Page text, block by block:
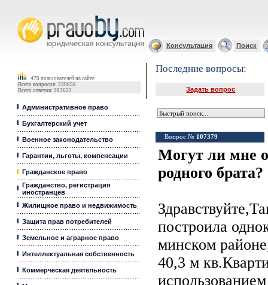
Консультация Поиск
470 пользователей на сайте
Всего вопросов: 239656
Всего ответов: 283622
Административное право
Бухгалтерский учет
Военное законодательство
Гарантии, льготы, компенсации
Гражданское право
Гражданство, регистрация
иностранцев
Жилищное право и недвижимость
Защита прав потребителей
Земельное и аграрное право
Интеллектуальная собственность
Коммерческая деятельность
Последние вопросы:
Задать вопрос
Вопрос № 107379
Могут ли мне
родного брата?
построила
минском
40,3 м